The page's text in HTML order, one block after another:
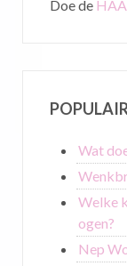
Doe de
Wat
Welke
ogen?
Nep